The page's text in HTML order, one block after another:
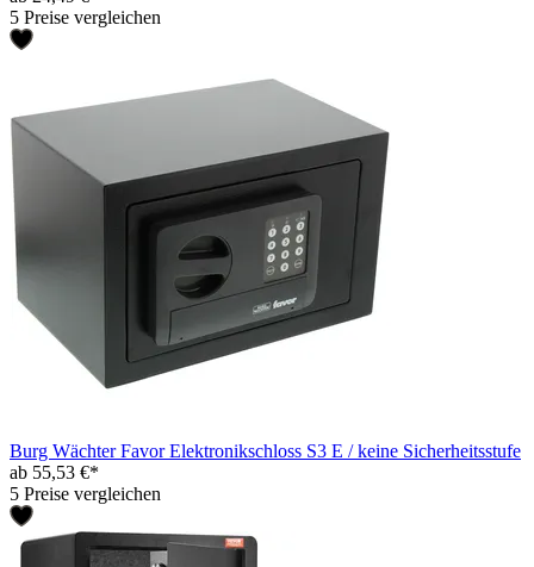
5 Preise vergleichen
Burg Wächter Favor Elektronikschloss S3 E / keine Sicherheitsstufe
ab 55,53 €*
5 Preise vergleichen